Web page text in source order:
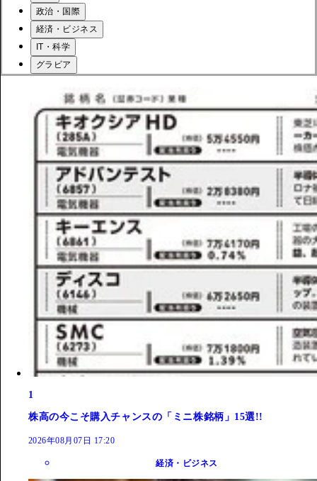
政治・国際
経済・ビジネス
IT・科学
グラビア
1
株高の今こそ購入チャンスの「ミニ株銘柄」15選!!
2026年08月07日 17:20
経済・ビジネス